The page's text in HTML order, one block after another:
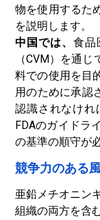
物を使用するた
を説明します。
中国では、 食品
（CVM）を通
料での使用を目
用のために承認
認識されなけれ
FDAのガイドラ
の基準の順守が
競争力のある
亜鉛メチオニン
組織の両方を含